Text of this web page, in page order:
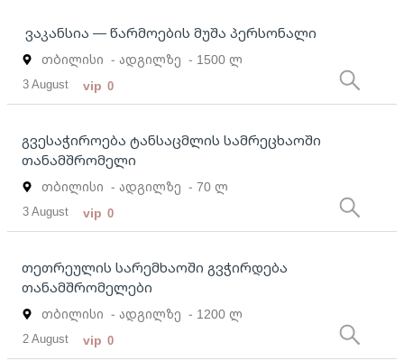
ვაკანსია — წარმოების მუშა პერსონალი
თბილისი - ადგილზე - 1500 ლ
3 August vip 0
გვესაჭიროება ტანსაცმლის სამრეცხაოში
თანამშრომელი
თბილისი - ადგილზე - 70 ლ
3 August vip 0
თეთრეულის სარემხაოში გვჭირდება
თანამშრომელები
თბილისი - ადგილზე - 1200 ლ
2 August vip 0